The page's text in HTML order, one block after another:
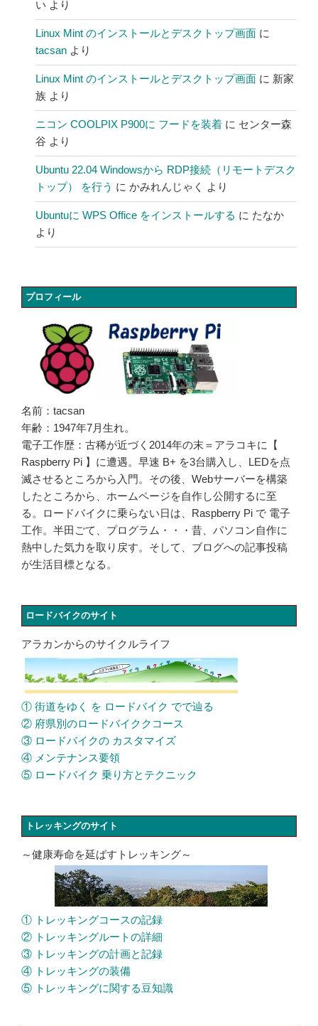
い より
Linux Mint のインストールとデスクトップ画面 に
tacsan より
Linux Mint のインストールとデスクトップ画面 に 新家
族 より
ニコン COOLPIX P900に フードを装着 に センター森
谷 より
Ubuntu 22.04 Windowsから RDP接続（リモートデスク
トップ） を行う に かみれんじゃく より
Ubuntuに WPS Office をインストールする に たなか
より
プロフィール
名前：tacsan
年齢：1947年7月生れ。
電子工作歴：古稀が近づく2014年の末＝アラコキに【
Raspberry Pi 】に遭遇。早速 B+ を3台購入し、LEDを点
滅させるところから入門。その後、Webサーバーを構築
したところから、ホームページを自作し公開するに至
る。ロードバイクに乗らない日は、Raspberry Pi で 電子
工作。半田ごて、プログラム・・・昔、パソコン自作に
熱中した気力を取り戻す。そして、ブログへの記事投稿
が生活目標となる。
ロードバイクのサイト
アラカンからのサイクルライフ
① 街道をゆく を ロードバイク でで辿る
② 府県別のロードバイククコース
③ ロードバイクの カスタマイズ
④ メンテナンス要領
⑤ ロードバイク 乗り方とテクニック
トレッキングのサイト
～健康寿命を延ばすトレッキング～
① トレッキングコースの記録
② トレッキングルートの詳細
③ トレッキングの計画と記録
④ トレッキングの装備
⑤ トレッキングに関する豆知識